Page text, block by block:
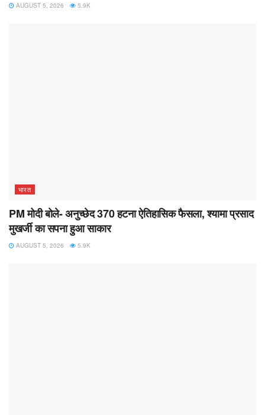
AUGUST 5, 2026 5.9K
भारत
PM मोदी बोले- अनुच्छेद 370 हटना ऐतिहासिक फैसला, श्यामा प्रसाद
मुखर्जी का सपना हुआ साकार
AUGUST 5, 2026 5.9K